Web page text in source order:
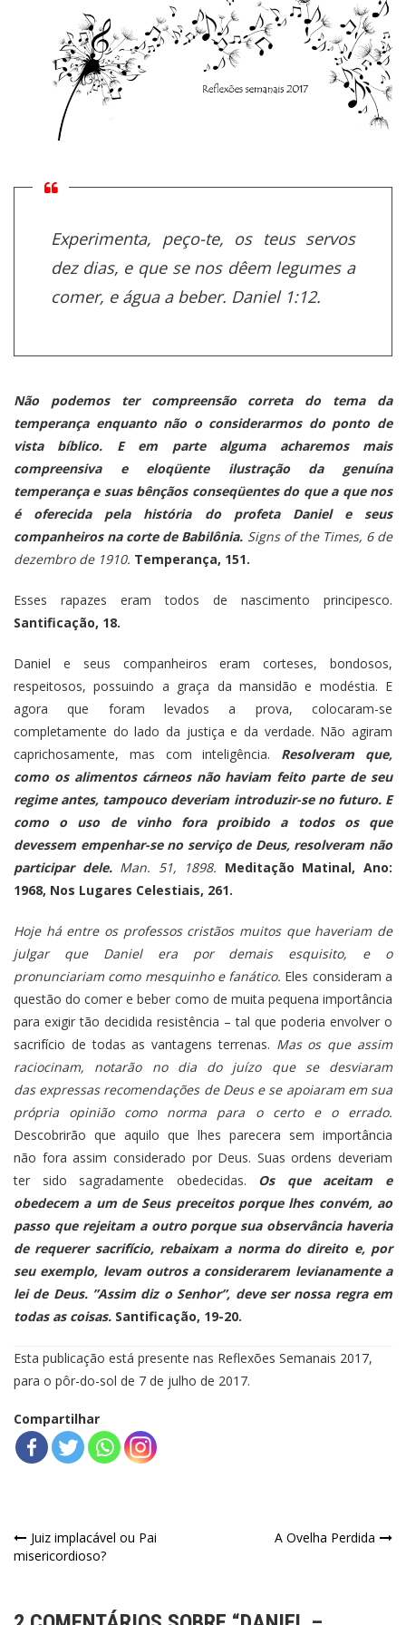
Experimenta, peço-te, os teus servos
dez dias, e que se nos dêem legumes a
comer, e água a beber. Daniel 1:12.
Não podemos ter compreensão correta do tema da
temperança enquanto não o considerarmos do ponto de
vista bíblico. E em parte alguma acharemos mais
compreensiva e eloqüente ilustração da genuína
temperança e suas bênçãos conseqüentes do que a que nos
é oferecida pela história do profeta Daniel e seus
companheiros na corte de Babilônia. Signs of the Times, 6 de
dezembro de 1910. Temperança, 151.
Esses rapazes eram todos de nascimento principesco.
Santificação, 18.
Daniel e seus companheiros eram corteses, bondosos,
respeitosos, possuindo a graça da mansidão e modéstia. E
agora que foram levados a prova, colocaram-se
completamente do lado da justiça e da verdade. Não agiram
caprichosamente, mas com inteligência. Resolveram que,
como os alimentos cárneos não haviam feito parte de seu
regime antes, tampouco deveriam introduzir-se no futuro. E
como o uso de vinho fora proibido a todos os que
devessem empenhar-se no serviço de Deus, resolveram não
participar dele. Man. 51, 1898. Meditação Matinal, Ano:
1968, Nos Lugares Celestiais, 261.
Hoje há entre os professos cristãos muitos que haveriam de
julgar que Daniel era por demais esquisito, e o
pronunciariam como mesquinho e fanático. Eles consideram a
questão do comer e beber como de muita pequena importância
para exigir tão decidida resistência – tal que poderia envolver o
sacrifício de todas as vantagens terrenas. Mas os que assim
raciocinam, notarão no dia do juízo que se desviaram
das expressas recomendações de Deus e se apoiaram em sua
própria opinião como norma para o certo e o errado.
Descobrirão que aquilo que lhes parecera sem importância
não fora assim considerado por Deus. Suas ordens deveriam
ter sido sagradamente obedecidas. Os que aceitam e
obedecem a um de Seus preceitos porque lhes convém, ao
passo que rejeitam a outro porque sua observância haveria
de requerer sacrifício, rebaixam a norma do direito e, por
seu exemplo, levam outros a considerarem levianamente a
lei de Deus. ”Assim diz o Senhor”, deve ser nossa regra em
todas as coisas. Santificação, 19-20.
Esta publicação está presente nas Reflexões Semanais 2017,
para o pôr-do-sol de 7 de julho de 2017.
Compartilhar
Navegação
Juiz implacável ou Pai
misericordioso?
A Ovelha Perdida